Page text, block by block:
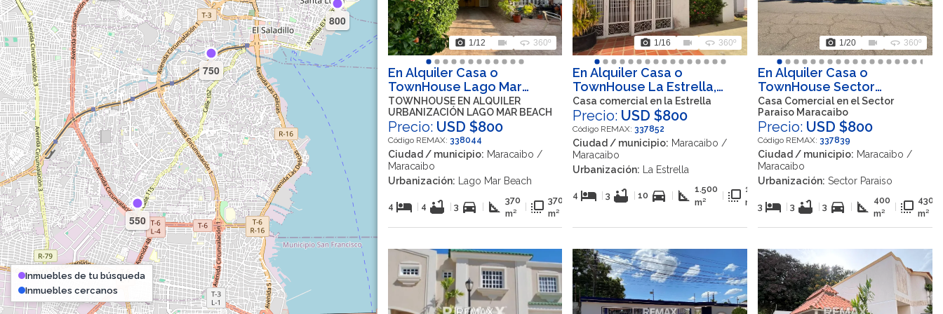
800
550
750
Inmuebles de tu búsqueda
Inmuebles cercanos
photo_camera 1/12 videocam 360 360º
En Alquiler Casa o
TownHouse Lago Mar
Beach, Maracaibo, Zulia,
VEN
TOWNHOUSE EN ALQUILER
URBANIZACIÓN LAGO MAR BEACH
Precio: USD $800
Código REMAX: 338044
Ciudad / municipio: Maracaibo /
Maracaibo
Urbanización: Lago Mar Beach
4 hotel 4 bathtub 3 directions_car square_foot 370
m²
flip_to_front 370
m²
photo_camera 1/16 videocam 360 360º
En Alquiler Casa o
TownHouse La Estrella,
Maracaibo, Zulia, VEN
Casa comercial en la Estrella
Precio: USD $800
Código REMAX: 337852
Ciudad / municipio: Maracaibo /
Maracaibo
Urbanización: La Estrella
4 hotel 3 bathtub 10 directions_car square_foot 1.500
m²
flip_to_front 1.500
m²
photo_camera 1/20 videocam 360 360º
En Alquiler Casa o
TownHouse Sector
Paraiso, Maracaibo, Zulia,
VEN
Casa Comercial en el Sector
Paraiso Maracaibo
Precio: USD $800
Código REMAX: 337839
Ciudad / municipio: Maracaibo /
Maracaibo
Urbanización: Sector Paraiso
3 hotel 3 bathtub 3 directions_car square_foot 400
m²
flip_to_front 430
m²